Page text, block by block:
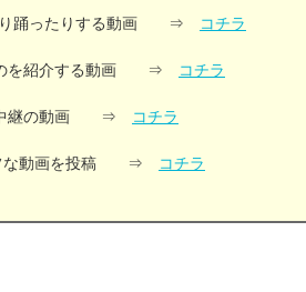
り踊ったりする動画 ⇒ コチラ
のを紹介する動画 ⇒ コチラ
中継の動画 ⇒ コチラ
フな動画を投稿 ⇒ コチラ